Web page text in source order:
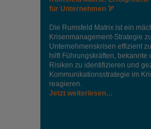
für Unternehmen 🏹
Die Rumsfeld Matrix ist ein
Krisenmanagement-Strategie
Unternehmenskrisen effizient
hilft Führungskräften, bekannte
Risiken zu identifizieren und
Kommunikationsstrategie im
reagieren.
Jetzt weiterlesen…